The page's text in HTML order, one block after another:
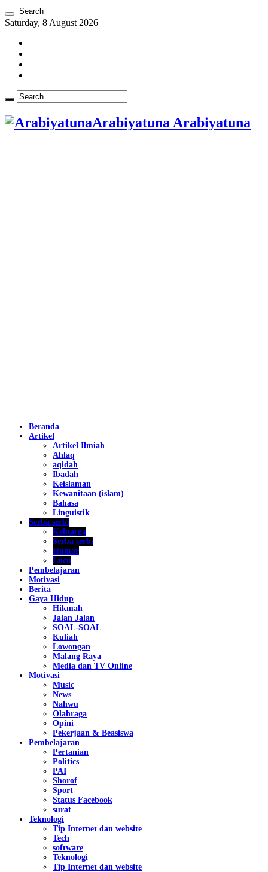
Saturday, 8 August 2026
Arabiyatuna Arabiyatuna
Beranda
Artikel
Artikel Ilmiah
Ahlaq
aqidah
Ibadah
Keislaman
Kewanitaan (islam)
Bahasa
Linguistik
Serba serbi
Keluarga
Serba serbi
Humor
Lucu
Pembelajaran
Motivasi
Berita
Gaya Hidup
Hikmah
Jalan Jalan
SOAL-SOAL
Kuliah
Lowongan
Malang Raya
Media dan TV Online
Motivasi
Music
News
Nahwu
Olahraga
Opini
Pekerjaan & Beasiswa
Pembelajaran
Pertanian
Politics
PAI
Shorof
Sport
Status Facebook
surat
Teknologi
Tip Internet dan website
Tech
software
Teknologi
Tip Internet dan website